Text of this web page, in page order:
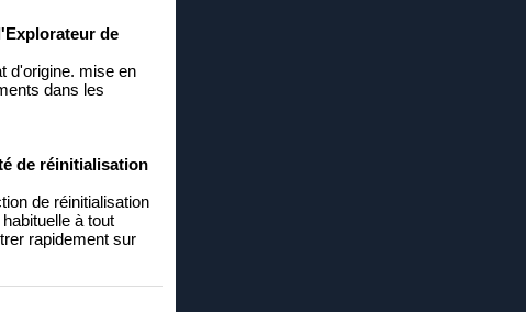
de
d'origine. mise en
dans les
de réinitialisation
de réinitialisation
à tout
rapidement sur